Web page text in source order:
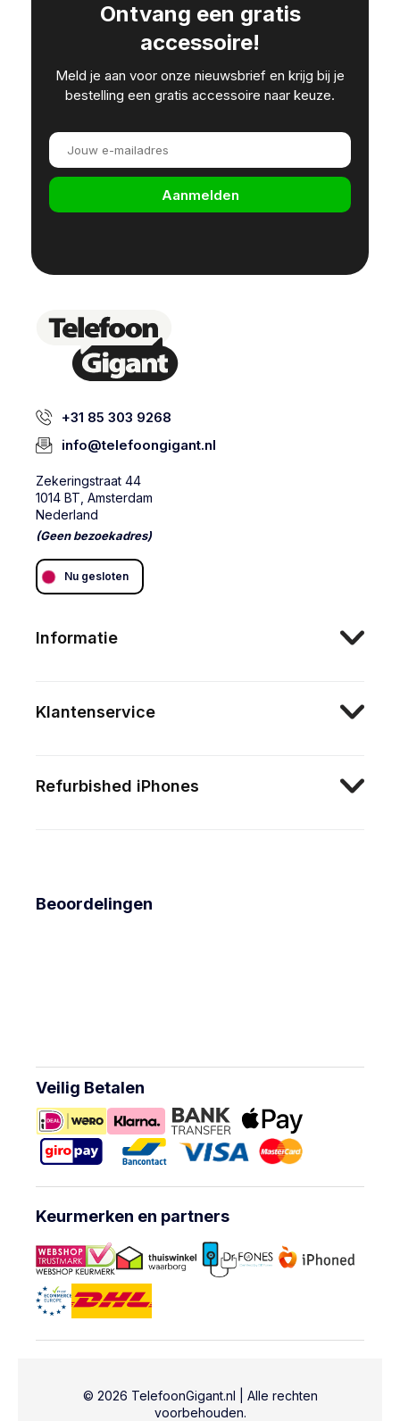
Ontvang een gratis
accessoire!
Meld je aan voor onze nieuwsbrief en krijg bij je
bestelling een gratis accessoire naar keuze.
Aanmelden
+31 85 303 9268
info@telefoongigant.nl
Zekeringstraat 44
1014 BT, Amsterdam
Nederland
(Geen bezoekadres)
Nu gesloten
Informatie
Klantenservice
Refurbished iPhones
Beoordelingen
Veilig Betalen
Keurmerken en partners
© 2026 TelefoonGigant.nl | Alle rechten
voorbehouden.